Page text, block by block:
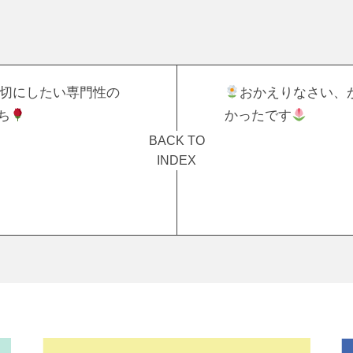
にしたい専門性の
BACK TO
INDEX
おかえりなさい、
かったです